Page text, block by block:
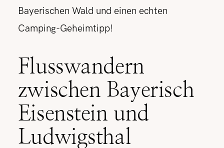
Bayerischen Wald und einen echten
Camping-Geheimtipp!
Flusswandern
zwischen Bayerisch
Eisenstein und
Ludwigsthal